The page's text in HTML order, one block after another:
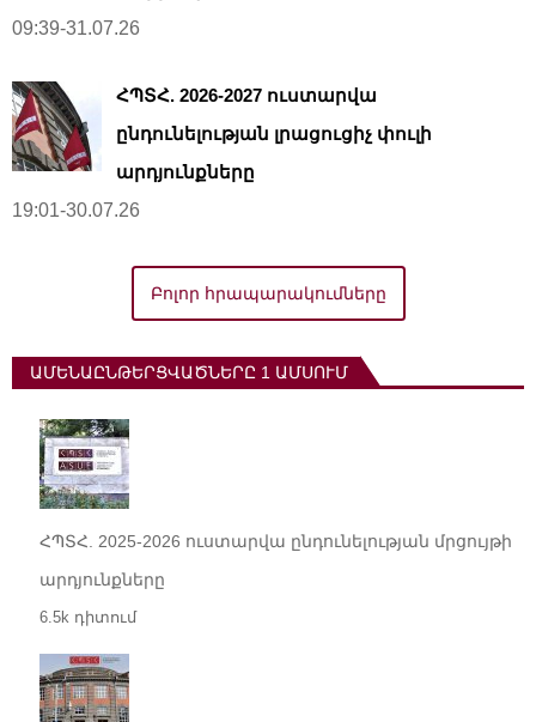
09:39-31.07.26
ՀՊՏՀ. 2026-2027 ուստարվա
ընդունելության լրացուցիչ փուլի
արդյունքները
19:01-30.07.26
Բոլոր հրապարակումները
ԱՄԵՆԱԸՆԹԵՐՑՎԱԾՆԵՐԸ 1 ԱՄՍՈՒՄ
ՀՊՏՀ. 2025-2026 ուստարվա ընդունելության մրցույթի
արդյունքները
6.5k դիտում